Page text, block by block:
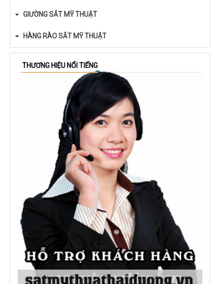
GIƯỜNG SẮT MỸ THUẬT
HÀNG RÀO SẮT MỸ THUẬT
THƯƠNG HIỆU NỔI TIẾNG